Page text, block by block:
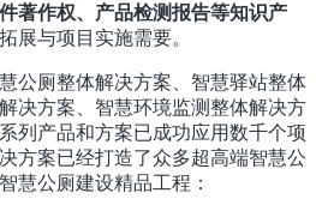
著作权、产品检测报告等知识产
展与项目实施需要。
公厕整体解决方案、智慧驿站整体
决方案、智慧环境监测整体解决方
列产品和方案已成功应用数千个项
方案已经打造了众多超高端智慧公
慧公厕建设精品工程：